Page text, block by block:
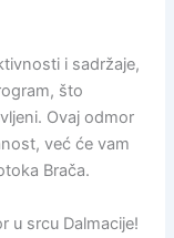
i sadržaje,
što
Ovaj odmor
već će vam
Brača.
u srcu Dalmacije!